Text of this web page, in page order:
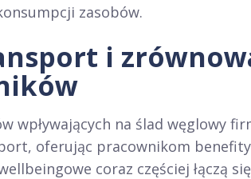
zasobów.
i
wpływających na ślad węglowy
oferując pracownikom benefity
coraz częściej łączą